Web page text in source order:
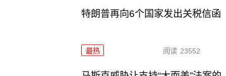
特朗普再向6个国家发出关税信函
最热 阅读 23552